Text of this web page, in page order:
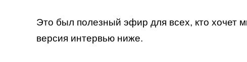
Это был полезный эфир для всех, кто хочет
версия интервью ниже.